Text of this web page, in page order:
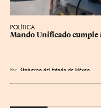
POLÍTICA
Mando Unificado
Por Gobierno del Estado de México